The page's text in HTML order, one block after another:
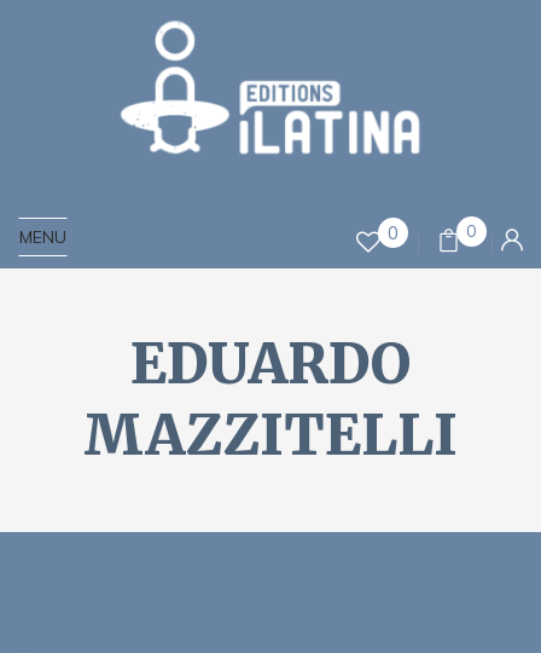
MENU 0 0
EDUARDO
MAZZITELLI